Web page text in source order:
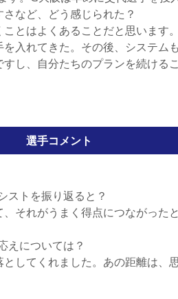
など、どう感じられた？
とはよくあることだと思います
入れてきた。その後、システム
し、自分たちのプランを続ける
選手コメント
ストを振り返ると？
それがうまく得点につながった
えについては？
としてくれました。あの距離は、